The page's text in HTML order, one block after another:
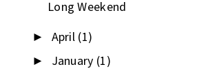
Long Weekend
► April (1)
► January (1)